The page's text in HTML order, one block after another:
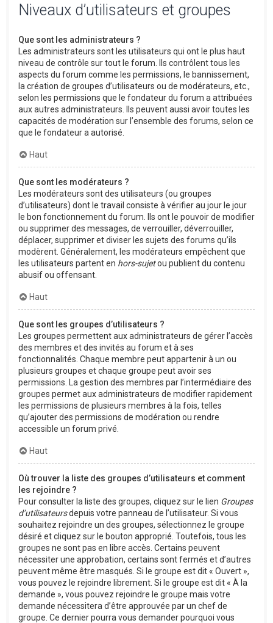
Niveaux d’utilisateurs et groupes
Que sont les administrateurs ?
Les administrateurs sont les utilisateurs qui ont le plus haut
niveau de contrôle sur tout le forum. Ils contrôlent tous les
aspects du forum comme les permissions, le bannissement,
la création de groupes d’utilisateurs ou de modérateurs, etc.,
selon les permissions que le fondateur du forum a attribuées
aux autres administrateurs. Ils peuvent aussi avoir toutes les
capacités de modération sur l’ensemble des forums, selon ce
que le fondateur a autorisé.
Haut
Que sont les modérateurs ?
Les modérateurs sont des utilisateurs (ou groupes
d’utilisateurs) dont le travail consiste à vérifier au jour le jour
le bon fonctionnement du forum. Ils ont le pouvoir de modifier
ou supprimer des messages, de verrouiller, déverrouiller,
déplacer, supprimer et diviser les sujets des forums qu’ils
modèrent. Généralement, les modérateurs empêchent que
les utilisateurs partent en hors-sujetou publient du contenu
abusif ou offensant.
Haut
Que sont les groupes d’utilisateurs ?
Les groupes permettent aux administrateurs de gérer l’accès
des membres et des invités au forum et à ses
fonctionnalités. Chaque membre peut appartenir à un ou
plusieurs groupes et chaque groupe peut avoir ses
permissions. La gestion des membres par l’intermédiaire des
groupes permet aux administrateurs de modifier rapidement
les permissions de plusieurs membres à la fois, telles
qu’ajouter des permissions de modération ou rendre
accessible un forum privé.
Haut
Où trouver la liste des groupes d’utilisateurs et comment
les rejoindre ?
Pour consulter la liste des groupes, cliquez sur le lien Groupes
d’utilisateursdepuis votre panneau de l’utilisateur. Si vous
souhaitez rejoindre un des groupes, sélectionnez le groupe
désiré et cliquez sur le bouton approprié. Toutefois, tous les
groupes ne sont pas en libre accès. Certains peuvent
nécessiter une approbation, certains sont fermés et d’autres
peuvent même être masqués. Si le groupe est dit « Ouvert »,
vous pouvez le rejoindre librement. Si le groupe est dit « À la
demande », vous pouvez rejoindre le groupe mais votre
demande nécessitera d’être approuvée par un chef de
groupe. Ce dernier pourra vous demander pourquoi vous